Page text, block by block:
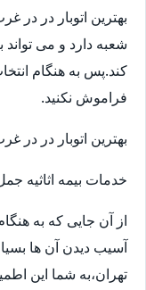
بهترین اتوبار در در
شعبه دارد و می
کند.پس به هنگام
فراموش نکنید.
بهترین اتوبار در در
خدمات بیمه اثاثیه
از آن جایی که به
آسیب دیدن آن ها
تهران،به شما این